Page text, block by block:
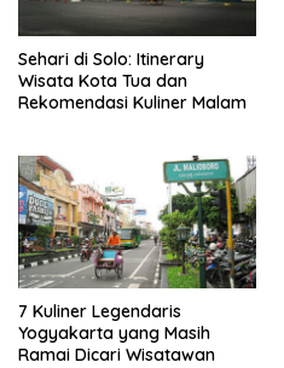
Sehari di Solo: Itinerary
Wisata Kota Tua dan
Rekomendasi Kuliner Malam
7 Kuliner Legendaris
Yogyakarta yang Masih
Ramai Dicari Wisatawan